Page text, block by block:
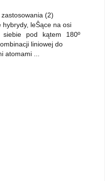
zastosowania (2)
hybrydy, leŜące na osi
siebie pod kątem 180º
liniowej do
atomami ...